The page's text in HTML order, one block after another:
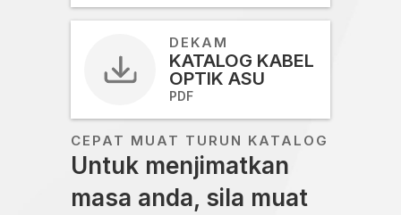
DEKAM
KATALOG KABEL
OPTIK ASU
PDF
CEPAT MUAT TURUN KATALOG
Untuk menjimatkan
masa anda, sila muat